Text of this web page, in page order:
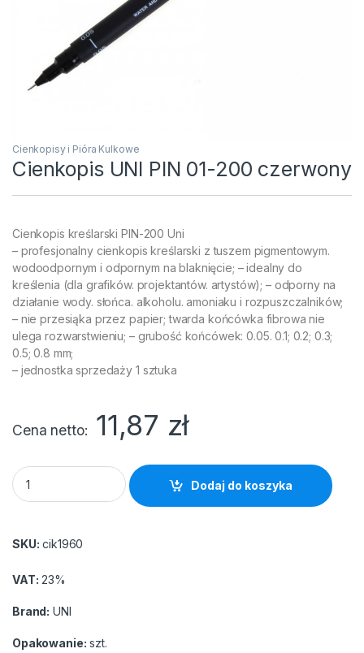
Cienkopisy i Pióra Kulkowe
Cienkopis UNI PIN 01-200 czerwony
Cienkopis kreślarski PIN-200 Uni
– profesjonalny cienkopis kreślarski z tuszem pigmentowym.
wodoodpornym i odpornym na blaknięcie; – idealny do
kreślenia (dla grafików. projektantów. artystów); – odporny na
działanie wody. słońca. alkoholu. amoniaku i rozpuszczalników;
– nie przesiąka przez papier; twarda końcówka fibrowa nie
ulega rozwarstwieniu; – grubość końcówek: 0.05. 0.1; 0.2; 0.3;
0.5; 0.8 mm;
– jednostka sprzedaży 1 sztuka
Cena netto 11,87 zł
Cienkopis UNI PIN 01-200 czerwony quantity
Dodaj do koszyka
SKU: cik1960
VAT: 23%
Brand: UNI
Opakowanie: szt.